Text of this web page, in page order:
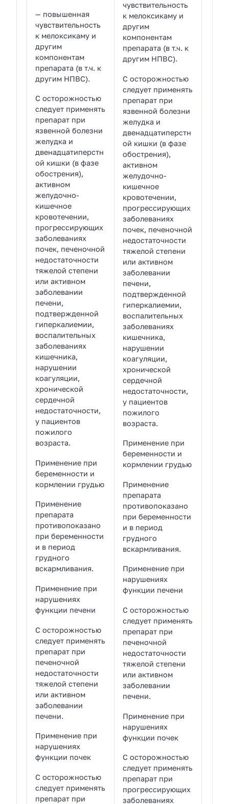
— повышенная
чувствительность
к мелоксикаму и
другим
компонентам
препарата (в т.ч. к
другим НПВС).
С осторожностью
следует применять
препарат при
язвенной болезни
желудка и
двенадцатиперстн
ой кишки (в фазе
обострения),
активном
желудочно-
кишечное
кровотечении,
прогрессирующих
заболеваниях
почек, печеночной
недостаточности
тяжелой степени
или активном
заболевании
печени,
подтвержденной
гиперкалиемии,
воспалительных
заболеваниях
кишечника,
нарушении
коагуляции,
хронической
сердечной
недостаточности,
у пациентов
пожилого
возраста.
Применение при
беременности и
кормлении грудью
Применение
препарата
противопоказано
при беременности
и в период
грудного
вскармливания.
Применение при
нарушениях
функции печени
С осторожностью
следует применять
препарат при
печеночной
недостаточности
тяжелой степени
или активном
заболевании
печени.
Применение при
нарушениях
функции почек
С осторожностью
следует применять
препарат при
чувствительность
к мелоксикаму и
другим
компонентам
препарата (в т.ч. к
другим НПВС).
С осторожностью
следует применять
препарат при
язвенной болезни
желудка и
двенадцатиперстн
ой кишки (в фазе
обострения),
активном
желудочно-
кишечное
кровотечении,
прогрессирующих
заболеваниях
почек, печеночной
недостаточности
тяжелой степени
или активном
заболевании
печени,
подтвержденной
гиперкалиемии,
воспалительных
заболеваниях
кишечника,
нарушении
коагуляции,
хронической
сердечной
недостаточности,
у пациентов
пожилого
возраста.
Применение при
беременности и
кормлении грудью
Применение
препарата
противопоказано
при беременности
и в период
грудного
вскармливания.
Применение при
нарушениях
функции печени
С осторожностью
следует применять
препарат при
печеночной
недостаточности
тяжелой степени
или активном
заболевании
печени.
Применение при
нарушениях
функции почек
С осторожностью
следует применять
препарат при
прогрессирующих
заболеваниях